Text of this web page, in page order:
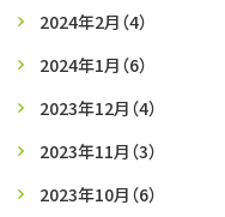
2024年2月 （4）
2024年1月 （6）
2023年12月 （4）
2023年11月 （3）
2023年10月 （6）